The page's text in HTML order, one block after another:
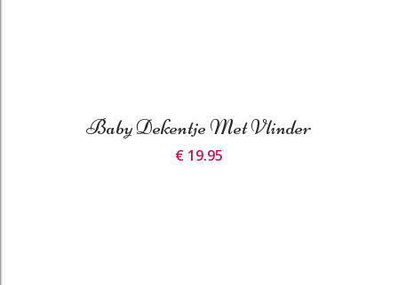
Baby Dekentje Met Vlinder
€ 19.95